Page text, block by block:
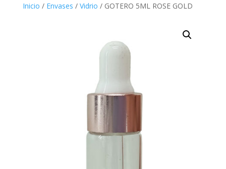
Inicio / Envases / Vidrio / GOTERO 5ML ROSE GOLD